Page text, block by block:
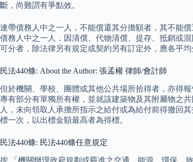
斷，尚難謂有爭點效。
連帶債務人中之一人，不能償還其分擔額者，其不能
債務人中之一人，因清償、代物清償、提存、抵銷或
可分者，除法律另有規定或契約另有訂定外，應各平
民法440條: About the Author: 張孟權 律師/會計師
但於機關、學校、團體或其他公共場所拾得者，亦得
專有部分有單獨所有權，並就該建築物及其附屬物之
人，未向領取人承擔所指示之給付或為給付前得撤回
標一次，以出標金額最高者為得標。
民法440條: 民法440條任意規定
按 「機關辦理政府規劃或覈准之交通、能源、環保、